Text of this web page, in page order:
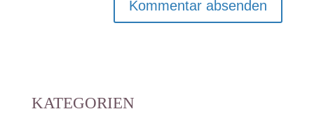
KATEGORIEN